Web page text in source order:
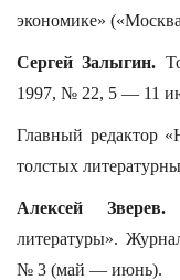
экономике»
Сергей Залыгин.
1997, № 22, 5 — 11
Главный редактор
толстых
Алексей Зверев.
литературы».
№ 3 (май — июнь).